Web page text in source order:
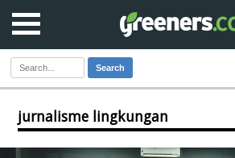
Search
jurnalisme lingkungan